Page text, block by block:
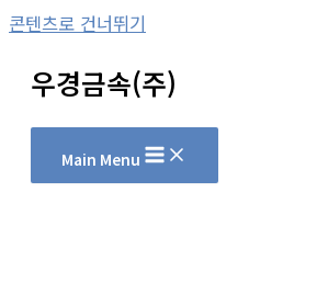
콘텐츠로 건너뛰기
우경금속(주)
Main Menu